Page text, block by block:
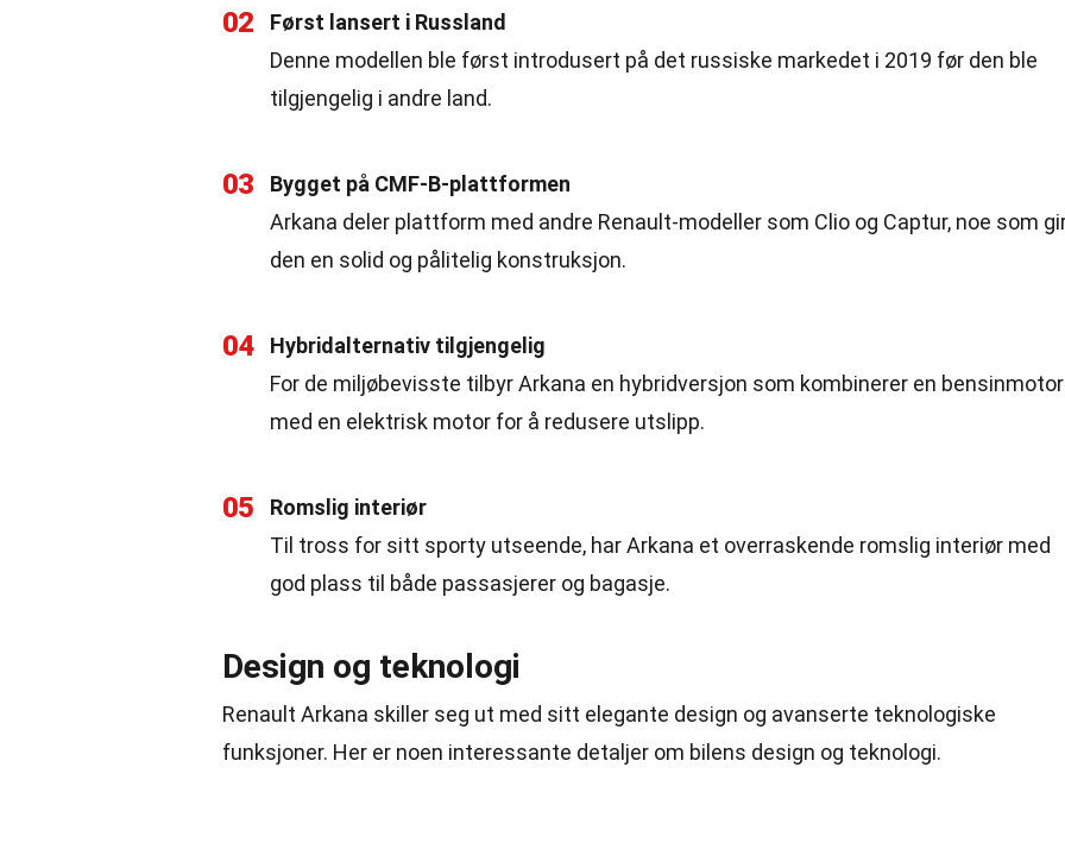
02
Først lansert i Russland
Denne modellen ble først introdusert på det russiske markedet i 2019 før den ble
tilgjengelig i andre land.
03
Bygget på CMF-B-plattformen
Arkana deler plattform med andre Renault-modeller som Clio og Captur, noe som
den en solid og pålitelig konstruksjon.
04
Hybridalternativ tilgjengelig
For de miljøbevisste tilbyr Arkana en hybridversjon som kombinerer en bensinmotor
med en elektrisk motor for å redusere utslipp.
05
Romslig interiør
Til tross for sitt sporty utseende, har Arkana et overraskende romslig interiør med
god plass til både passasjerer og bagasje.
Design og teknologi
Renault Arkana skiller seg ut med sitt elegante design og avanserte teknologiske
funksjoner. Her er noen interessante detaljer om bilens design og teknologi.